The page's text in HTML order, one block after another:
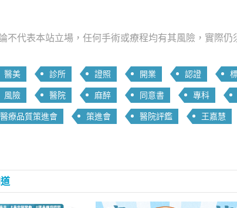
不代表本站立場，任何手術或療程均有其風險，實際
醫美 診所 證照 開業 認證
風險 醫院 麻醉 同意書 專科
療品質策進會 策進會 醫院評鑑 王嘉慧